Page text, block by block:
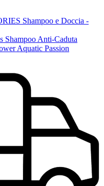
Shampoo e Doccia -
Anti-Caduta
Aquatic Passion